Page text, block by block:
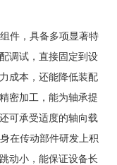
件，具备多项显著特
调试，直接固定到设
成本，还能降低装配
密加工，能为轴承提
可承受适度的轴向载
在传动部件研发上积
动小，能保证设备长